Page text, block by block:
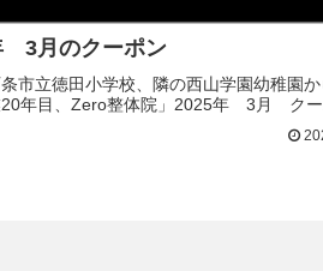
3月のクーポン
市立徳田小学校、隣の西山学園幼稚園か
20年目、Zero整体院」2025年 3月 クー